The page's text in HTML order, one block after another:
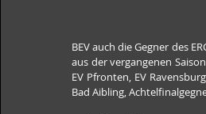
BEV auch die Gegner des
aus der vergangenen
EV Pfronten, EV
Bad Aibling,